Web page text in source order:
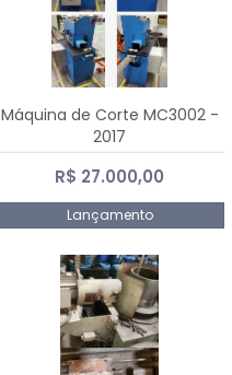
Máquina de Corte MC3002 -
2017
R$ 27.000,00
Lançamento